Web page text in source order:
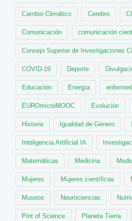
Cambio Climático Cerebro
Comunicación comunicación
Consejo Superior de Investigaciones
COVID-19 Deporte
Educación Energía
EUROmicroMOOC Evolución
Historia Igualdad de Género
Inteligencia Artificial IA
Matemáticas Medicina
Mujeres Mujeres científicas
Museos Neurociencias
Pint of Science Planeta Tierra